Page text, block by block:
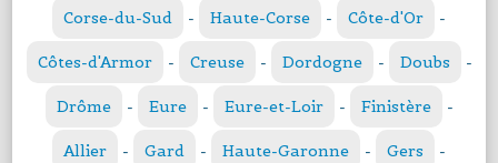
Corse-du-Sud - Haute-Corse - Côte-d'Or -
Côtes-d'Armor - Creuse - Dordogne - Doubs -
Drôme - Eure - Eure-et-Loir - Finistère -
Allier - Gard - Haute-Garonne - Gers -